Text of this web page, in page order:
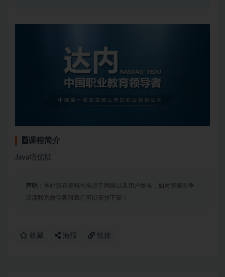
课程简介
Java培优班
声明： 本站所有资料均来源于网络以及用户发布，如对资源有争
议请联系微信客服我们可以安排下架！
收藏 海报 链接